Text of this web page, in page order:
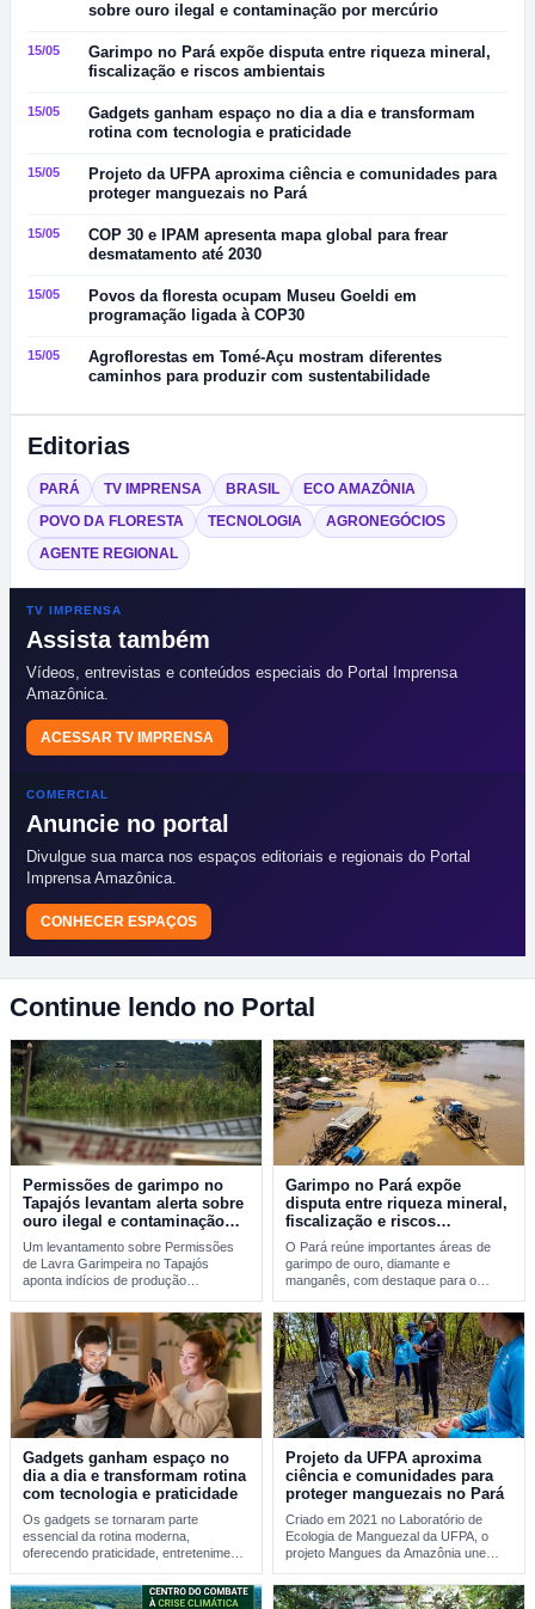
sobre ouro ilegal e contaminação por mercúrio
15/05
Garimpo no Pará expõe disputa entre riqueza mineral,
fiscalização e riscos ambientais
15/05
Gadgets ganham espaço no dia a dia e transformam
rotina com tecnologia e praticidade
15/05
Projeto da UFPA aproxima ciência e comunidades para
proteger manguezais no Pará
15/05
COP 30 e IPAM apresenta mapa global para frear
desmatamento até 2030
15/05
Povos da floresta ocupam Museu Goeldi em
programação ligada à COP30
15/05
Agroflorestas em Tomé-Açu mostram diferentes
caminhos para produzir com sustentabilidade
Editorias
PARÁ TV IMPRENSA BRASIL ECO AMAZÔNIA
POVO DA FLORESTA TECNOLOGIA AGRONEGÓCIOS
AGENTE REGIONAL
TV IMPRENSA
Assista também
Vídeos, entrevistas e conteúdos especiais do Portal Imprensa
Amazônica.
ACESSAR TV IMPRENSA
COMERCIAL
Anuncie no portal
Divulgue sua marca nos espaços editoriais e regionais do Portal
Imprensa Amazônica.
CONHECER ESPAÇOS
Continue lendo no Portal
Permissões de garimpo no
Tapajós levantam alerta sobre
ouro ilegal e contaminação
por mercúrio
Um levantamento sobre Permissões
de Lavra Garimpeira no Tapajós
aponta indícios de produção
Garimpo no Pará expõe
disputa entre riqueza mineral,
fiscalização e riscos
ambientais
O Pará reúne importantes áreas de
garimpo de ouro, diamante e
manganês, com destaque para o
Gadgets ganham espaço no
dia a dia e transformam rotina
com tecnologia e praticidade
Os gadgets se tornaram parte
essencial da rotina moderna,
oferecendo praticidade, entretenimento
desses…
Projeto da UFPA aproxima
ciência e comunidades para
proteger manguezais no Pará
Criado em 2021 no Laboratório de
Ecologia de Manguezal da UFPA, o
projeto Mangues da Amazônia une